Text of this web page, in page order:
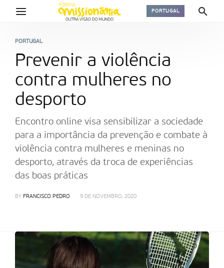
PORTUGAL
PORTUGAL
Prevenir a violência
contra mulheres no
desporto
Encontro online visa sensibilizar a sociedade
para a importância da prevenção e combate à
violência contra mulheres e meninas no
desporto, através da troca de experiências
das boas práticas
BY FRANCISCO PEDRO 9 DE NOVEMBRO, 2020